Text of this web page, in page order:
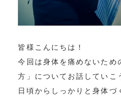
皆様こんにちは！
今回は身体を痛めないため
方」についてお話していこ
日頃からしっかりと身体づ